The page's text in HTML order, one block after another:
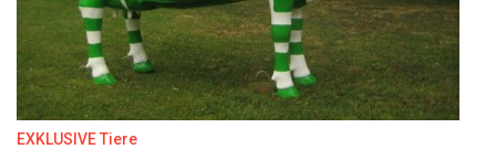
EXKLUSIVE Tiere